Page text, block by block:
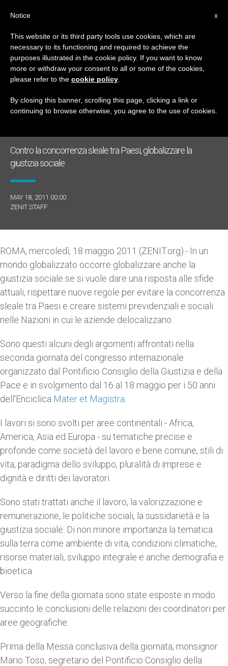
GIORNO
Maggio 18th, 2011
ULTIME NOTIZIE
Contro la concorrenza sleale tra Paesi, globalizzare la
giustizia sociale
MAY 18, 2011 00:00
ZENIT STAFF
ROMA, mercoledì, 18 maggio 2011 (ZENIT.org).- In un
mondo globalizzato occorre globalizzare anche la
giustizia sociale se si vuole dare una risposta alle sfide
attuali, rispettare nuove regole per evitare la concorrenza
sleale tra Paesi e creare sistemi previdenziali e sociali
nelle Nazioni in cui le aziende delocalizzano.
Sono questi alcuni degli argomenti affrontati nella
seconda giornata del congresso internazionale
organizzato dal Pontificio Consiglio della Giustizia e della
Pace e in svolgimento dal 16 al 18 maggio per i 50 anni
dell'Enciclica Mater et Magistra
I lavori si sono svolti per aree continentali - Africa,
America, Asia ed Europa - su tematiche precise e
profonde come società del lavoro e bene comune, stili di
vita, paradigma dello sviluppo, pluralità di imprese e
dignità e diritti dei lavoratori.
Sono stati trattati anche il lavoro, la valorizzazione e
remunerazione, le politiche sociali, la sussidarietà e la
giustizia sociale. Di non minore importanza la tematica
sulla terra come ambiente di vita, condizioni climatiche,
risorse materiali, sviluppo integrale e anche demografia e
bioetica.
Verso la fine della giornata sono state esposte in modo
succinto le conclusioni delle relazioni dei coordinatori per
aree geografiche.
Prima della Messa conclusiva della giornata, monsignor
Mario Toso, segretario del Pontificio Consiglio della
x
Notice
This website or its third party tools use cookies, which are
necessary to its functioning and required to achieve the
purposes illustrated in the cookie policy. If you want to know
more or withdraw your consent to all or some of the cookies,
please refer to the cookie policy
By closing this banner, scrolling this page, clicking a link or
continuing to browse otherwise, you agree to the use of cookies.